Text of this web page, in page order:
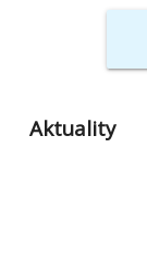
Aktuality